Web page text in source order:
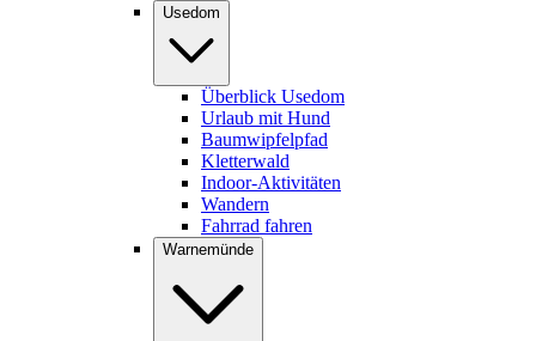
Usedom
Überblick Usedom
Urlaub mit Hund
Baumwipfelpfad
Kletterwald
Indoor-Aktivitäten
Wandern
Fahrrad fahren
Warnemünde